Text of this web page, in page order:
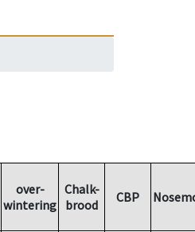
over-
wintering
Chalk-
brood
CBP